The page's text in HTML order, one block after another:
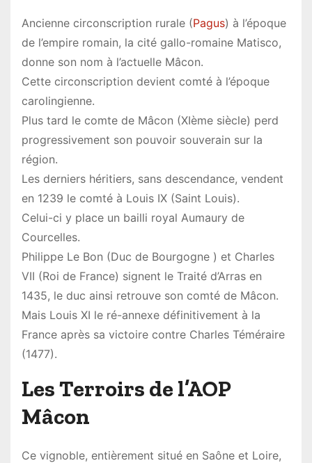
Ancienne circonscription rurale (Pagus) à l’époque
de l’empire romain, la cité gallo-romaine Matisco,
donne son nom à l’actuelle Mâcon.
Cette circonscription devient comté à l’époque
carolingienne.
Plus tard le comte de Mâcon (XIème siècle) perd
progressivement son pouvoir souverain sur la
région.
Les derniers héritiers, sans descendance, vendent
en 1239 le comté à Louis IX (Saint Louis).
Celui-ci y place un bailli royal Aumaury de
Courcelles.
Philippe Le Bon (Duc de Bourgogne ) et Charles
VII (Roi de France) signent le Traité d’Arras en
1435, le duc ainsi retrouve son comté de Mâcon.
Mais Louis XI le ré-annexe définitivement à la
France après sa victoire contre Charles Téméraire
(1477).
Les Terroirs de l’AOP
Mâcon
Ce vignoble, entièrement situé en Saône et Loire,